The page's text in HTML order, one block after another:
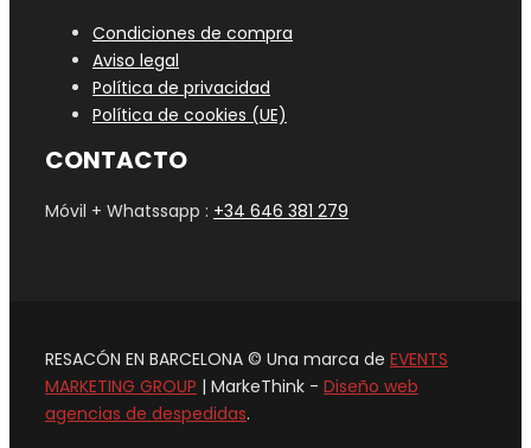
Condiciones de compra
Aviso legal
Política de privacidad
Política de cookies (UE)
CONTACTO
Móvil + Whatssapp : +34 646 381 279
RESACÓN EN BARCELONA © Una marca de EVENTS
MARKETING GROUP | MarkeThink - Diseño web
agencias de despedidas.